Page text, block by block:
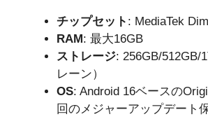
チップセット : MediaTek
RAM: 最大16GB
ストレージ: 256GB/512GB/
レーン）
OS: Android 16ベースの
回のメジャーアップデート保